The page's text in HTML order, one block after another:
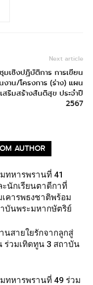
Next article
มเชิงปฏิบัติการ การเขียน
งาน/โครงการ (ร่าง) แผน
เสริมสร้างสันติสุข ประจำปี
2567
AUTHOR
ทหารพรานที่ 41
นักเรียนตาดีกาที่
คารพธงชาติพร้อม
บันพระมหากษัตริย์
นสายใยรักจากลูกสู่
ร่วมเทิดทูน 3 สถาบัน
ทหารพรานที่ 49 ร่วม